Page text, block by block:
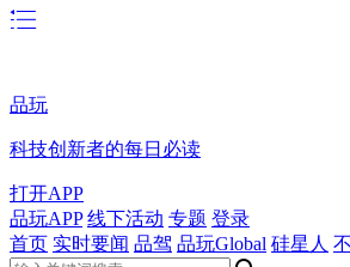
品玩
科技创新者的每日必读
打开APP
品玩APP 线下活动 专题 登录
首页 实时要闻 品驾 品玩Global 硅星人